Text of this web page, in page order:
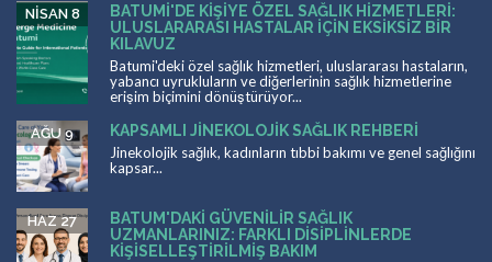
BATUMI'DE KIŞIYE ÖZEL SAĞLIK HIZMETLERI:
ULUSLARARASI HASTALAR İÇIN EKSIKSIZ BIR
KILAVUZ
NISAN 8
Batumi'deki özel sağlık hizmetleri, uluslararası hastaların,
yabancı uyrukluların ve diğerlerinin sağlık hizmetlerine
erişim biçimini dönüştürüyor...
KAPSAMLI JINEKOLOJIK SAĞLIK REHBERI
AĞU 9
Jinekolojik sağlık, kadınların tıbbi bakımı ve genel sağlığını
kapsar...
BATUM'DAKI GÜVENILIR SAĞLIK
UZMANLARINIZ: FARKLI DISIPLINLERDE
KIŞISELLEŞTIRILMIŞ BAKIM
HAZ 27